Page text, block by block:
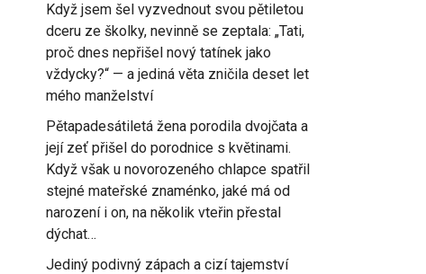
Když jsem šel vyzvednout svou pětiletou
dceru ze školky, nevinně se zeptala: „Tati,
proč dnes nepřišel nový tatínek jako
vždycky?“ — a jediná věta zničila deset let
mého manželství
Pětapadesátiletá žena porodila dvojčata a
její zeť přišel do porodnice s květinami.
Když však u novorozeného chlapce spatřil
stejné mateřské znaménko, jaké má od
narození i on, na několik vteřin přestal
dýchat…
Jediný podivný zápach a cizí tajemství